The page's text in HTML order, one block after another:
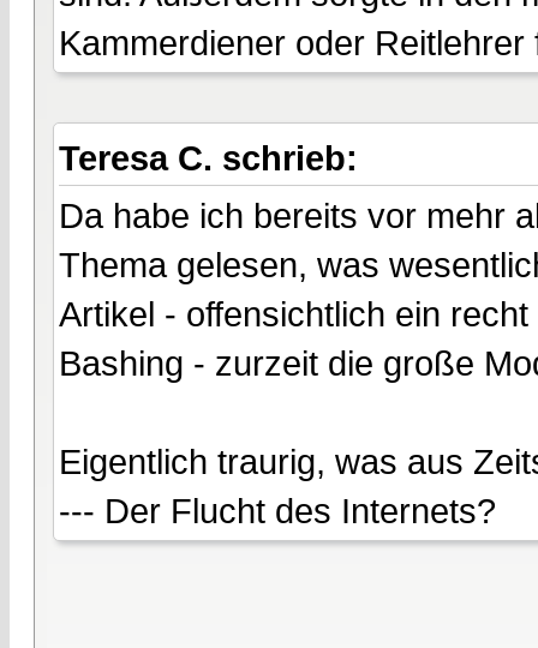
Kammerdiener oder
Teresa C. schrieb:
Da habe ich bereits vor mehr
Thema gelesen, was
Artikel - offensichtlich ein
Bashing - zurzeit die große
Eigentlich traurig, was aus
--- Der Flucht des Internets?